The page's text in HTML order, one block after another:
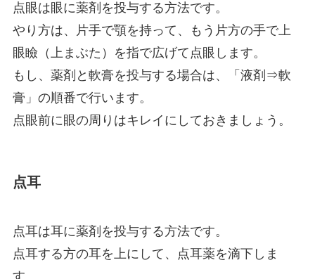
点眼は眼に薬剤を投与する方法です。
やり方は、片手で顎を持って、もう片方の手で上
眼瞼（上まぶた）を指で広げて点眼します。
もし、薬剤と軟膏を投与する場合は、「液剤⇒軟
膏」の順番で行います。
点眼前に眼の周りはキレイにしておきましょう。
点耳
点耳は耳に薬剤を投与する方法です。
点耳する方の耳を上にして、点耳薬を滴下しま
す。